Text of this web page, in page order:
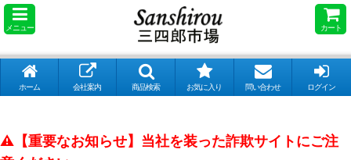
メニュー カート
ホーム 会社案内 商品検索 お気に入り 問い合わせ ログイン
⚠️【重要なお知らせ】当社を装った詐欺サイトにご注